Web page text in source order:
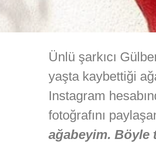
Ünlü şarkıcı
yaşta kaybettiği
Instagram
fotoğrafını
ağabeyim. Böyle